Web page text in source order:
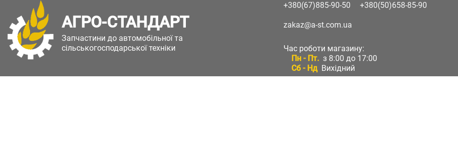
АГРО-СТАНДАРТ
Запчастини до автомобільної та
сільськогосподарської техніки
+380(67)885-90-50 +380(50)658-85-90
zakaz@a-st.com.ua
Час роботи магазину:
Пн - Пт. з 8:00 до 17:00
Сб - Нд Вихідний